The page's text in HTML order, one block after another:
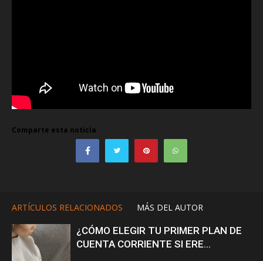
Comparte esta noticia
ARTÍCULOS RELACIONADOS MÁS DEL AUTOR
¿CÓMO ELEGIR TU PRIMER PLAN DE
CUENTA CORRIENTE SI ERE...